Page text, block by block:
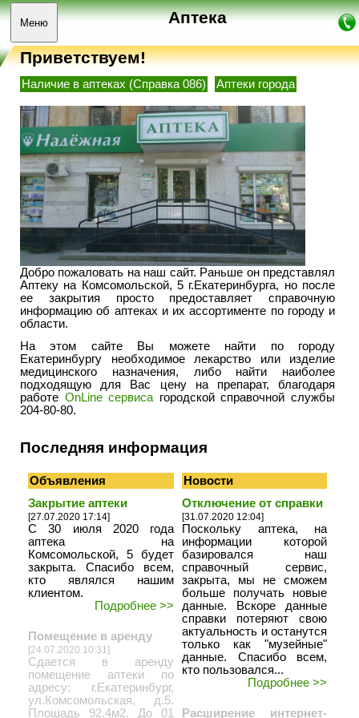
Меню Аптека
Приветствуем!
Наличие в аптеках (Справка 086) Аптеки города
Добро пожаловать на наш сайт. Раньше он представлял
Аптеку на Комсомольской, 5 г.Екатеринбурга, но после
ее закрытия просто предоставляет справочную
информацию об аптеках и их ассортименте по городу и
области.
На этом сайте Вы можете найти по городу
Екатеринбургу необходимое лекарство или изделие
медицинского назначения, либо найти наиболее
подходящую для Вас цену на препарат, благодаря
работе OnLine сервиса городской справочной службы
204-80-80.
Последняя информация
Объявления
Новости
Закрытие аптеки
[27.07.2020 17:14]
С 30 июля 2020 года
аптека на
Комсомольской, 5 будет
закрыта. Спасибо всем,
кто являлся нашим
клиентом.
Подробнее >>
Помещение в аренду
[24.07.2020 10:31]
Сдается в аренду
помещение аптеки по
адресу: г.Екатеринбург,
ул.Комсомольская, д.5.
Площадь 92.4м2. До 01
Отключение от справки
[31.07.2020 12:04]
Поскольку аптека, на
информации которой
базировался наш
справочный сервис,
закрыта, мы не сможем
больше получать новые
данные. Вскоре данные
справки потеряют свою
актуальность и останутся
только как "музейные"
данные. Спасибо всем,
кто пользовался...
Подробнее >>
Расширение интернет-